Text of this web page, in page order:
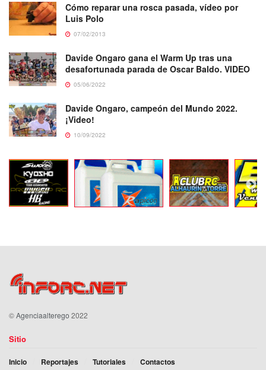
Cómo reparar una rosca pasada, vídeo por
Luis Polo
07/02/2013
Davide Ongaro gana el Warm Up tras una
desafortunada parada de Oscar Baldo. VIDEO
05/06/2022
Davide Ongaro, campeón del Mundo 2022.
¡Video!
10/09/2022
©Agenciaalterego 2022
Sitio
Inicio Reportajes Tutoriales Contactos